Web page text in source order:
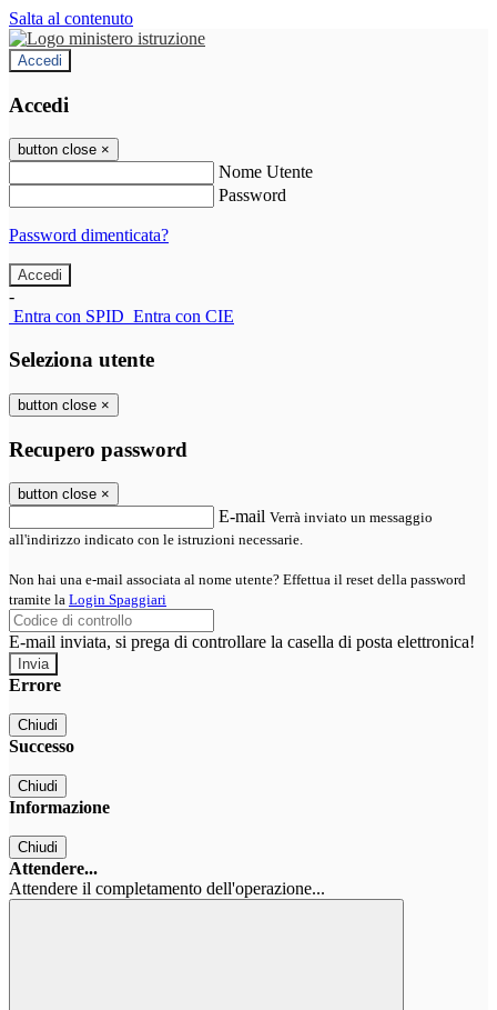
Salta al contenuto
Accedi
Accedi
button close ×
Nome Utente
Password
Password dimenticata?
-
Entra con SPID Entra con CIE
Seleziona utente
button close ×
Recupero password
button close ×
E-mail Verrà inviato un messaggio
all'indirizzo indicato con le istruzioni necessarie.
Non hai una e-mail associata al nome utente? Effettua il reset della password
tramite la Login Spaggiari
E-mail inviata, si prega di controllare la casella di posta elettronica!
Errore
Chiudi
Successo
Chiudi
Informazione
Chiudi
Attendere...
Attendere il completamento dell'operazione...